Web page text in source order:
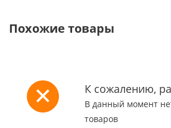
Похожие товары
К сожалению,
В данный момент
товаров